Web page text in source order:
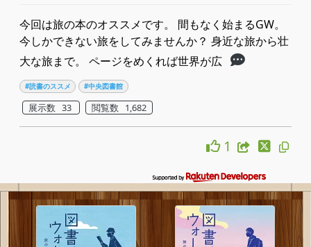
今回は旅の本のオススメです。 間もなく始まるGW。
今しかできない旅をしてみませんか？ 身近な旅から壮
大な旅まで。 ページをめくれば世界が広
#読書のススメ #中央図書館
展示数 33 閲覧数 1,682
1